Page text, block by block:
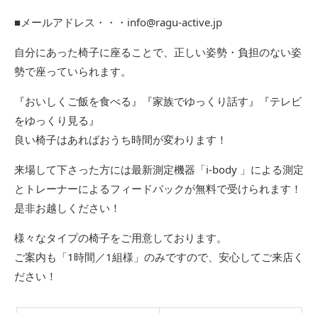
■メールアドレス・・・info@ragu-active.jp
自分にあった椅子に座ることで、正しい姿勢・負担のない姿
勢で座っていられます。
『おいしくご飯を食べる』『家族でゆっくり話す』『テレビ
をゆっくり見る』
良い椅子はあればおうち時間が変わります！
来場して下さった方には最新測定機器「i-body 」による測定
とトレーナーによるフィードバックが無料で受けられます！
是非お越しください！
様々なタイプの椅子をご用意しております。
ご案内も「1時間／1組様」のみですので、安心してご来店く
ださい！